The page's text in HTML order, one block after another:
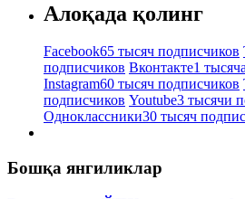
Алоқада қолинг
Facebook65 тысяч подписчиков
подписчиков Вконтакте1
Instagram60 тысяч подписчиков
подписчиков Youtube3 тысячи
Одноклассники30 тысяч
Бошқа янгиликлар